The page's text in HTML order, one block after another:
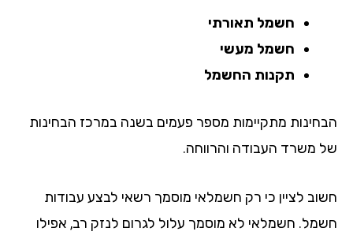
חשמל תאורתי
חשמל מעשי
תקנות החשמל
מתקיימות מספר פעמים בשנה במרכז הבחינות
משרד העבודה והרווחה.
לציין כי רק חשמלאי מוסמך רשאי לבצע עבודות
חשמלאי לא מוסמך עלול לגרום לנזק רב, אפילו